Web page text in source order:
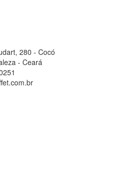
280 - Cocó
- Ceará